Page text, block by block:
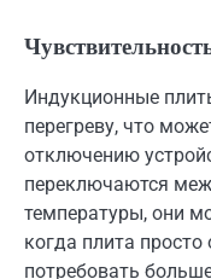
Индукционные
перегреву, что
отключению
переключаются
температуры, они
когда плита
потребовать